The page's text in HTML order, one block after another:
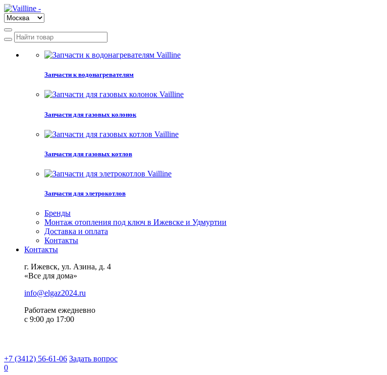
Запчасти к водонагревателям
Запчасти для газовых колонок
Запчасти для газовых котлов
Запчасти для элетрокотлов
Бренды
Монтаж отопления под ключ в Ижевске и Удмуртии
Доставка и оплата
Контакты
Контакты
г. Ижевск, ул. Азина, д. 4
«Все для дома»
info@elgaz2024.ru
Работаем eжедневно
с 9:00 до 17:00
+7 (3412) 56-61-06 Задать вопрос
0